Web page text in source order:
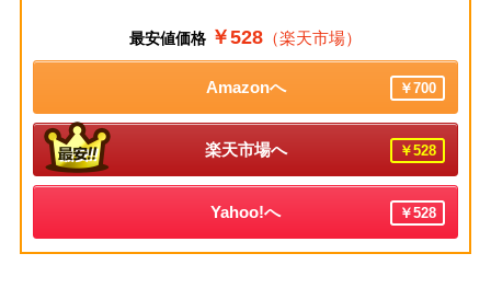
最安値価格 ￥528 （楽天市場）
Amazonへ ￥700
楽天市場へ ￥528
Yahoo!へ ￥528